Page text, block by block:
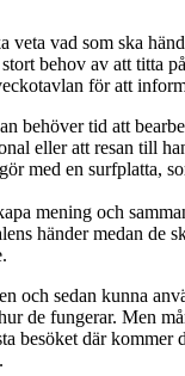
vad som ska
behov av att titta
för att
behöver tid att
eller att resan till
med en surfplatta,
mening och
händer medan de
och sedan kunna
de fungerar. Men
besöket där kommer